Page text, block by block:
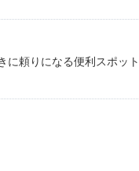
に頼りになる便利スポット